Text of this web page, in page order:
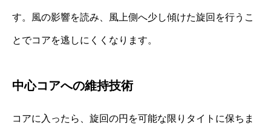
す。風の影響を読み、風上側へ少し傾けた旋回を行うこ
とでコアを逃しにくくなります。
中心コアへの維持技術
コアに入ったら、旋回の円を可能な限りタイトに保ちま